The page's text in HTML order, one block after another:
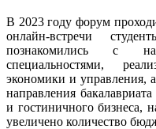
В 2023 году форум
онлайн-встречи
познакомились с
специальностями,
экономики и управления,
направления
и гостиничного бизнеса,
увеличено количество